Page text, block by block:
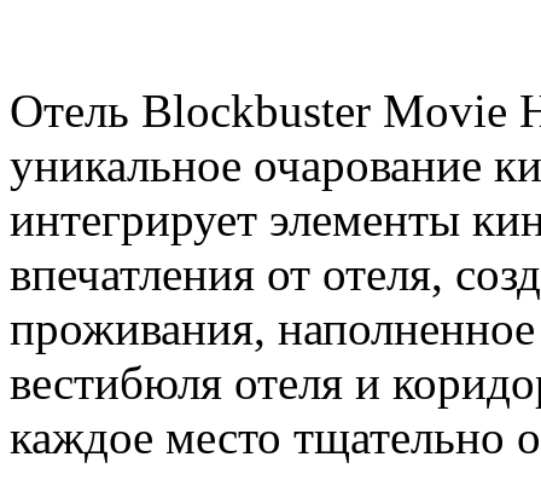
Отель Blockbuster Movie
уникальное очарование
интегрирует элементы
впечатления от отеля,
проживания,
вестибюля отеля и
каждое место тщательно